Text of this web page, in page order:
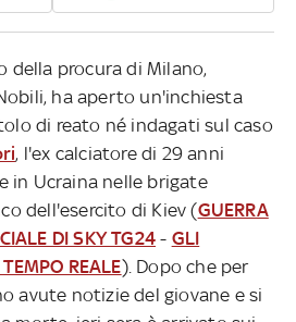
della procura di Milano,
ha aperto un'inchiesta
di reato né indagati sul caso
, l'ex calciatore di 29 anni
in Ucraina nelle brigate
dell'esercito di Kiev (GUERRA
DI SKY TG24 - GLI
REALE). Dopo che per
avute notizie del giovane e si